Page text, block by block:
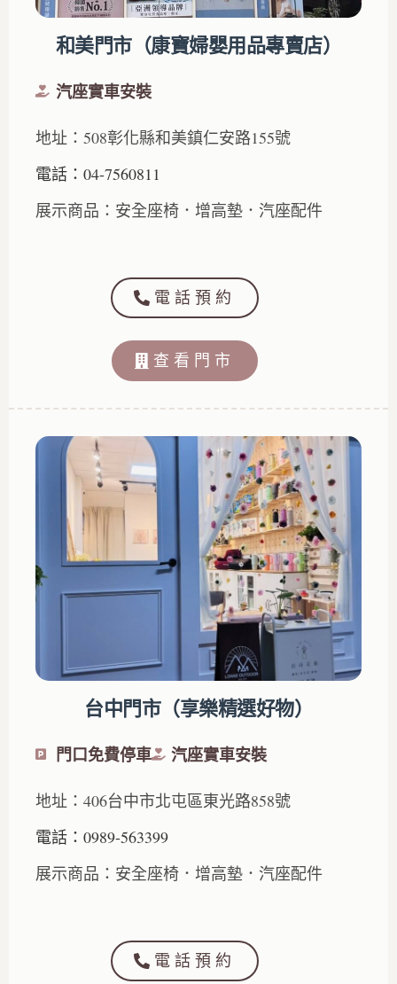
和美門市（康寶婦嬰用品專賣店）
汽座實車安裝
地址：508彰化縣和美鎮仁安路155號
電話：04-7560811
展示商品：安全座椅．增高墊．汽座配件
電話預約
查看門市
台中門市（享樂精選好物）
門口免費停車 汽座實車安裝
地址：406台中市北屯區東光路858號
電話：0989-563399
展示商品：安全座椅．增高墊．汽座配件
電話預約